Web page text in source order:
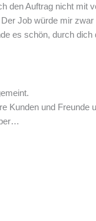
den Auftrag nicht mit
Job würde mir
es schön, durch dich
Kunden und Freunde